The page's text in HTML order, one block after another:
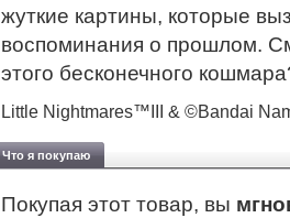
жуткие картины, которые
воспоминания о прошлом.
этого бесконечного
Little Nightmares™III & ©Bandai
Что я покупаю
Покупая этот товар, вы